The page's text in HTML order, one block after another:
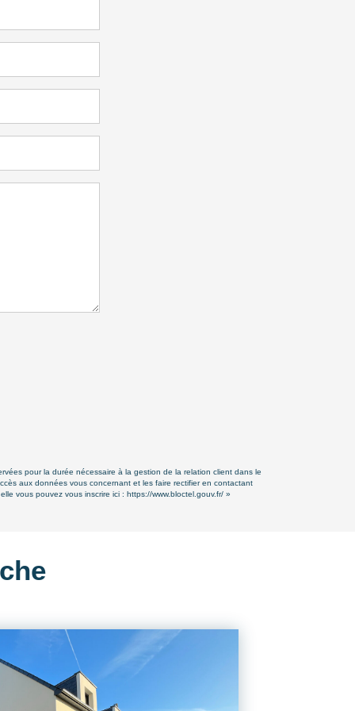
pour la durée nécessaire à la gestion de la relation client dans le
aux données vous concernant et les faire rectifier en contactant
vous pouvez vous inscrire ici : https://www.bloctel.gouv.fr/ »